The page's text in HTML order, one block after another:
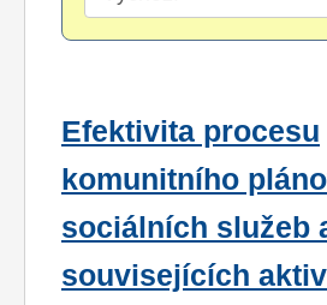
Efektivita procesu
komunitního
sociálních služeb
souvisejících